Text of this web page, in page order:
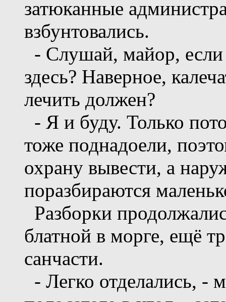
затюканные
взбунтовались.
- Слушай, майор, если
здесь? Наверное,
лечить должен?
- Я и буду. Только
тоже поднадоели,
охрану вывести, а
поразбираются
Разборки
блатной в морге, ещё
санчасти.
- Легко отделались, -